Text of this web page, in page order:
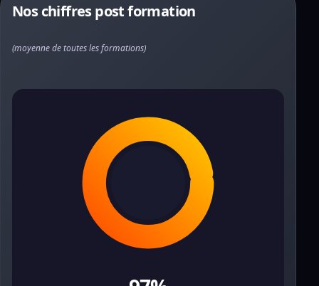
Nos chiffres post formation
(moyenne de toutes les formations)